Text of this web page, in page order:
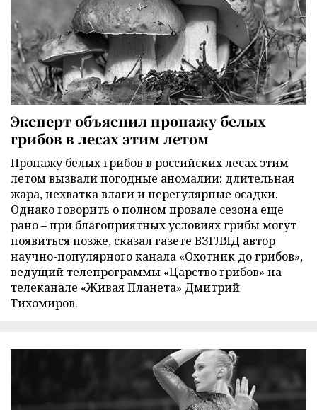
Эксперт объяснил пропажу белых
грибов в лесах этим летом
Пропажу белых грибов в российских лесах этим
летом вызвали погодные аномалии: длительная
жара, нехватка влаги и нерегулярные осадки.
Однако говорить о полном провале сезона еще
рано – при благоприятных условиях грибы могут
появиться позже, сказал газете ВЗГЛЯД автор
научно-популярного канала «Охотник до грибов»,
ведущий телепрограммы «Царство грибов» на
телеканале «Живая Планета» Дмитрий
Тихомиров.